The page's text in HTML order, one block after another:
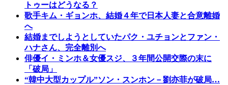
トゥーはどうなる？
歌手キム・ギョンホ、結婚４年で日本人妻と合意離婚
へ
結婚までしようとしていたパク・ユチョンとファン・
ハナさん、完全離別へ
俳優イ・ミンホ＆女優スジ、３年間公開交際の末に
「破局」
“韓中大型カップル”ソン・スンホン－劉亦菲が破局…